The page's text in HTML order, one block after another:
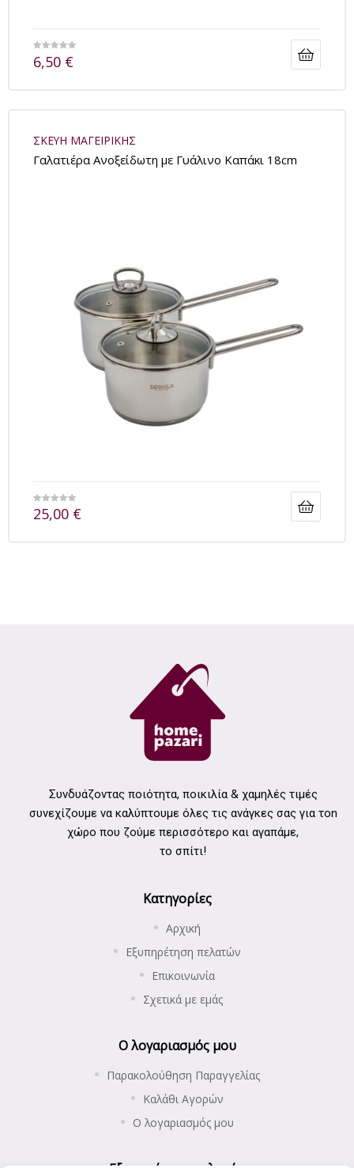
6,50 €
ΣΚΕΥΗ ΜΑΓΕΙΡΙΚΗΣ
Γαλατιέρα Ανοξείδωτη με Γυάλινο Καπάκι 18cm
25,00 €
Συνδυάζοντας ποιότητα, ποικιλία & χαμηλές τιμές
συνεχίζουμε να καλύπτουμε όλες τις ανάγκες σας για τοn
χώρο που ζούμε περισσότερο και αγαπάμε,
το σπίτι!
Κατηγορίες
Αρχική
Εξυπηρέτηση πελατών
Επικοινωνία
Σχετικά με εμάς
Ο λογαριασμός μου
Παρακολούθηση Παραγγελίας
Καλάθι Αγορών
Ο λογαριασμός μου